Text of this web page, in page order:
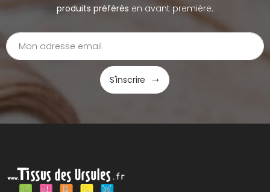
produits préférés en avant première.
S'inscrire